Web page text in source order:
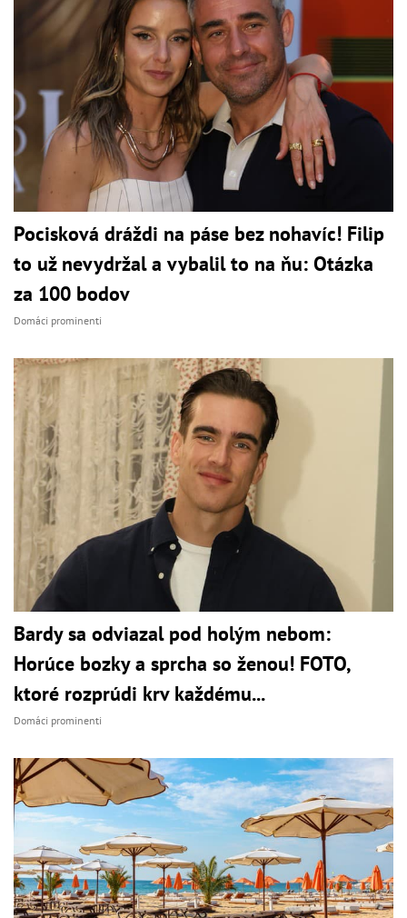
Pocisková dráždi na páse bez nohavíc! Filip
to už nevydržal a vybalil to na ňu: Otázka
za 100 bodov
Domáci prominenti
Bardy sa odviazal pod holým nebom:
Horúce bozky a sprcha so ženou! FOTO,
ktoré rozprúdi krv každému...
Domáci prominenti